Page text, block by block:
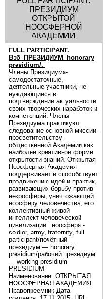
ПРЕЗИДИУМ
ОТКРЫТОЙ
НООСФЕРНОЙ
АКАДЕМИИ
FULL PARTICIPANT.
Вэб_ПРЕЗИДИУМ. honorary
presidium/.
Члены Президиума-
самодостаточные,
деятельные участники, не
нуждающиеся в
подтверждении актуальности
своих творческих наработок и
компетенций. Члены
Президиума практикуют
следование основной миссии-
просветительству-
общественной Академии как
наиболее креативной форме
открытости знаний. Открытая
Ноосферная Академия
поддерживает и способствует
продвижению идей и практик,
развивающих борьбу против
некросферы, уничтожающей
ноосферу человечества, его
коллективный живой
интеллект человеческой
цивилизации...ноосфера -
soldier, army, fraternity, full
participant/почётный
президиум — honorary
presidium/рабочий президиум
— working presidium
PRESIDIUM
Наименование: ОТКРЫТАЯ
НООСФЕРНАЯ АКАДЕМИЯ
Правопреемник-Дата